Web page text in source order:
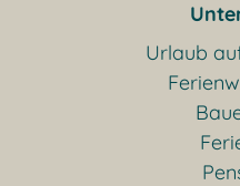
Urlaub